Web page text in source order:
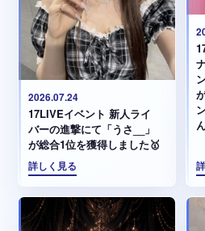
2026.07.24
17LIVEイベント 新人ライ
バーの進撃にて「うさ__」
が総合1位を獲得しました🥇
詳しく見る